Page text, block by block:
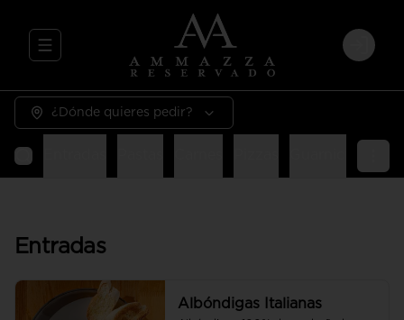
Abrir menu de navegación Login
¿Dónde quieres pedir?
Entradas
Albóndigas Italianas